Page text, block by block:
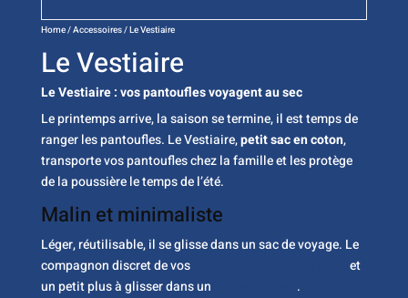
Home/Accessoires/ Le Vestiaire
Le Vestiaire
Le Vestiaire : vos pantoufles voyagent au sec
Le printemps arrive, la saison se termine, il est temps de
ranger les pantoufles. Le Vestiaire,petit sac en coton,
transporte vos pantoufles chez la famille et les protège
de la poussière le temps de l’été.
Malin et minimaliste
Léger, réutilisable, il se glisse dans un sac de voyage. Le
compagnon discret de vos
et
un petit plus à glisser dans un
.